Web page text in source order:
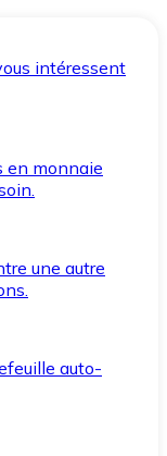
intéressent
en monnaie
une autre
auto-